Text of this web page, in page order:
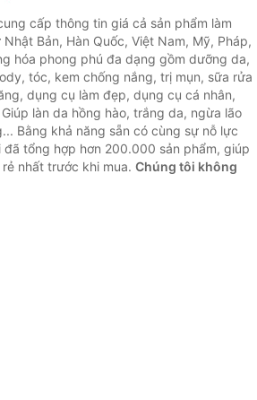
cấp thông tin giá cả sản phẩm làm
Bản, Hàn Quốc, Việt Nam, Mỹ, Pháp,
hóa phong phú đa dạng gồm dưỡng da,
tóc, kem chống nắng, trị mụn, sữa rửa
dụng cụ làm đẹp, dụng cụ cá nhân,
làn da hồng hào, trắng da, ngừa lão
Bằng khả năng sẵn có cùng sự nỗ lực
tổng hợp hơn 200.000 sản phẩm, giúp
nhất trước khi mua. Chúng tôi không